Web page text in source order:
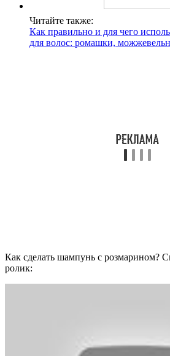
Читайте также:
Как правильно и для чего
для волос: ромашки,
Как сделать шампунь с розмарином?
ролик: